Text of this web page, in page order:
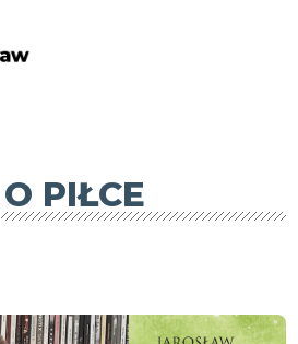
PIŁCE